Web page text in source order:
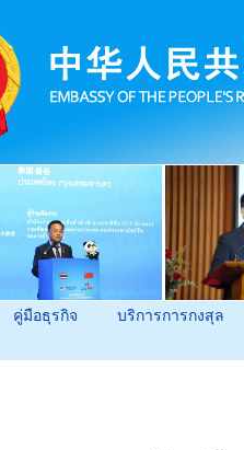
คู่มือธุรกิจ
บริการการกงสุล